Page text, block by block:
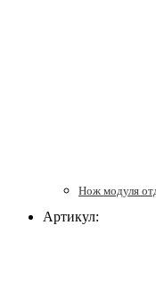
Нож модуля
Артикул: